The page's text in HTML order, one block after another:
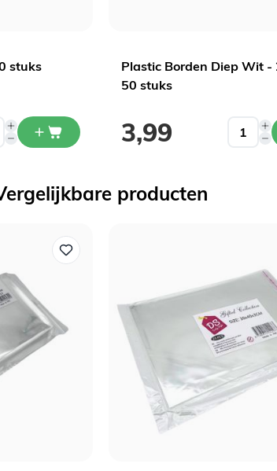
stuks
Plastic Borden Diep Wit -
50 stuks
3,99
producten
Ja ik wil korting!